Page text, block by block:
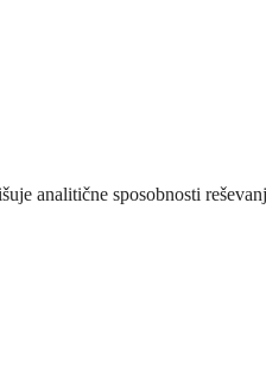
analitične sposobnosti